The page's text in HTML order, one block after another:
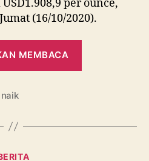
per ounce,
(16/10/2020).
MEMBACA
Dunia
Kategori